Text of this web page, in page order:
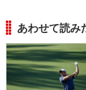
あわせて読み